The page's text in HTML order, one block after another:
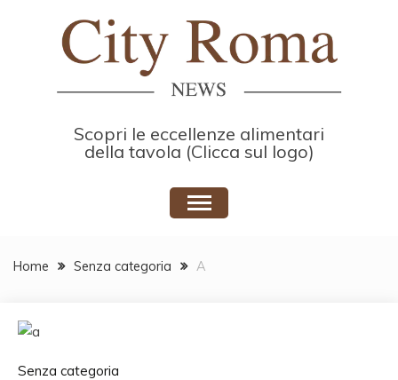
Scopri le eccellenze alimentari
della tavola (Clicca sul logo)
Home Senza categoria A
Senza categoria